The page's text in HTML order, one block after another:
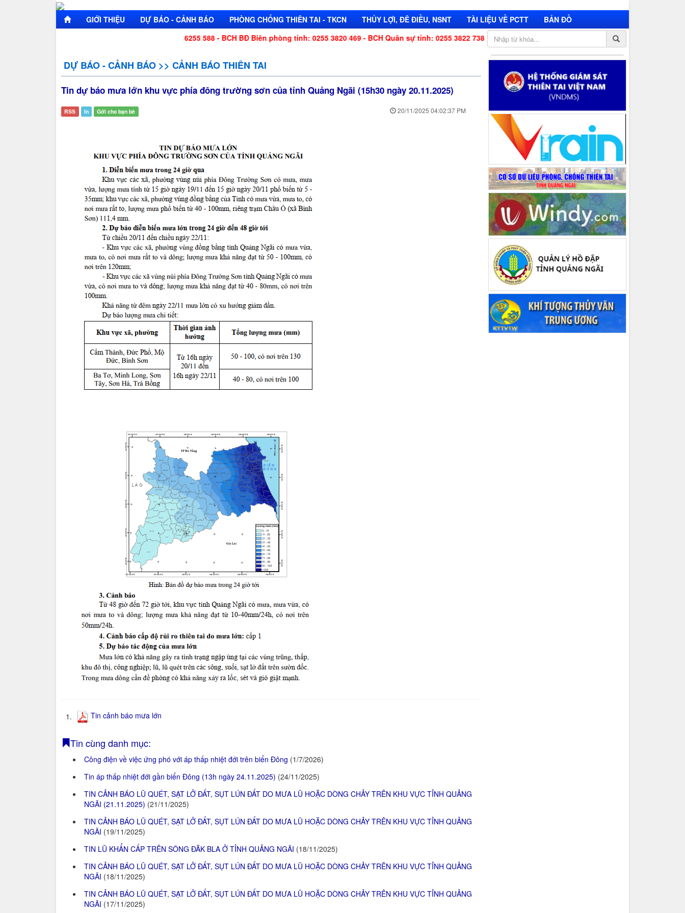
GIỚI THIỆU DỰ BÁO - CẢNH BÁO PHÒNG CHỐNG THIÊN TAI - TKCN THỦY LỢI, ĐÊ ĐIỀU, NSNT TÀI LIỆU VỀ PCTT
BẢN ĐỒ
SỐ ĐIỆN THOẠI LIÊN LẠC: 0255 6255 588 - BCH BĐ Biên phòng tỉnh: 0255 3820 469 - BCH Quân sự tỉnh: 0255 3822 738
DỰ BÁO - CẢNH BÁO >> CẢNH BÁO THIÊN TAI
Tin dự báo mưa lớn khu vực phía đông trường sơn của tỉnh Quảng Ngãi (15h30 ngày 20.11.2025)
RSS In Gởi cho bạn bè 20/11/2025 04:02:37 PM
1. Tin cảnh báo mưa lớn
Tin cùng danh mục:
Công điện về việc ứng phó với áp thấp nhiệt đới trên biển Đông (1/7/2026)
Tin áp thấp nhiệt đới gần biển Đông (13h ngày 24.11.2025) (24/11/2025)
TIN CẢNH BÁO LŨ QUÉT, SẠT LỞ ĐẤT, SỤT LÚN ĐẤT DO MƯA LŨ HOẶC DÒNG CHẢY TRÊN KHU VỰC TỈNH QUẢNG
NGÃI (21.11.2025) (21/11/2025)
TIN CẢNH BÁO LŨ QUÉT, SẠT LỞ ĐẤT, SỤT LÚN ĐẤT DO MƯA LŨ HOẶC DÒNG CHẢY TRÊN KHU VỰC TỈNH QUẢNG
NGÃI (19/11/2025)
TIN LŨ KHẨN CẤP TRÊN SÔNG ĐĂK BLA Ở TỈNH QUẢNG NGÃI (18/11/2025)
TIN CẢNH BÁO LŨ QUÉT, SẠT LỞ ĐẤT, SỤT LÚN ĐẤT DO MƯA LŨ HOẶC DÒNG CHẢY TRÊN KHU VỰC TỈNH QUẢNG
NGÃI (18/11/2025)
TIN CẢNH BÁO LŨ QUÉT, SẠT LỞ ĐẤT, SỤT LÚN ĐẤT DO MƯA LŨ HOẶC DÒNG CHẢY TRÊN KHU VỰC TỈNH QUẢNG
NGÃI (17/11/2025)